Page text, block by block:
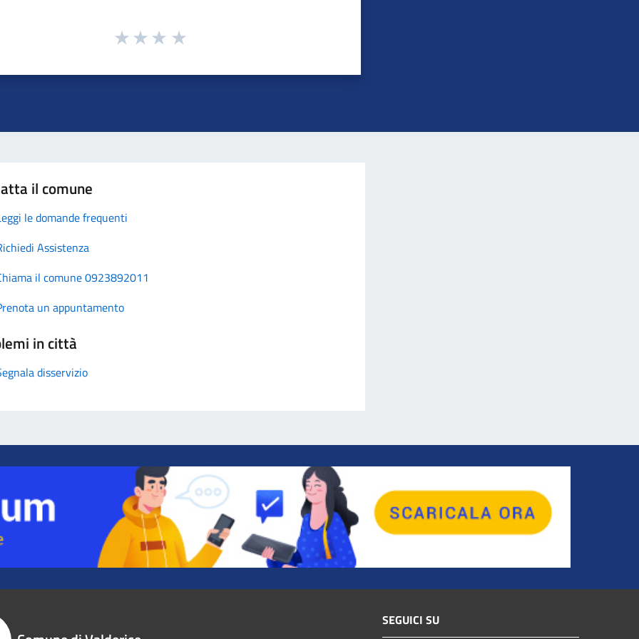
il comune
le domande frequenti
Assistenza
il comune 0923892011
un appuntamento
in città
disservizio
SEGUICI SU